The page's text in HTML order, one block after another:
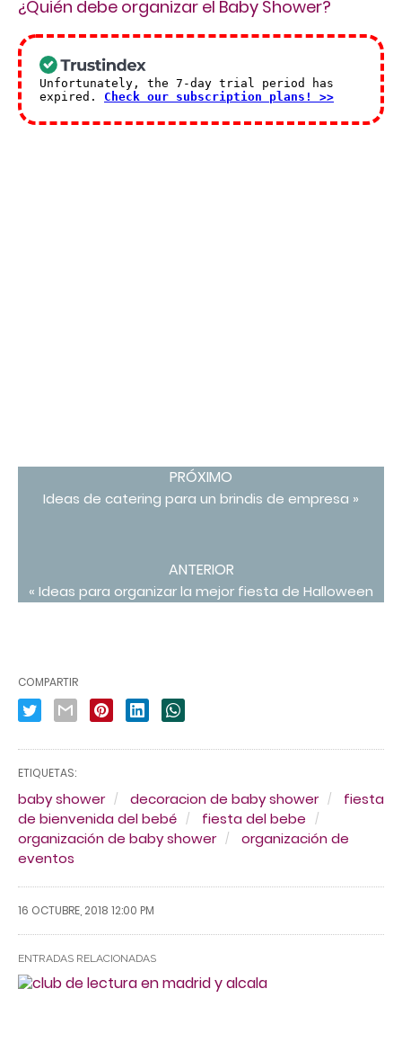
¿Quién debe organizar el Baby Shower?
PRÓXIMO
Ideas de catering para un brindis de empresa »
ANTERIOR
« Ideas para organizar la mejor fiesta de Halloween
COMPARTIR
ETIQUETAS:
baby shower decoracion de baby shower
fiesta
de bienvenida del bebé
fiesta del bebe
organización de baby shower
organización de
eventos
16 OCTUBRE, 2018 12:00 PM
ENTRADAS RELACIONADAS